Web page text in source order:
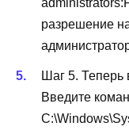
разрешение
Шаг 5. Теперь
Введите